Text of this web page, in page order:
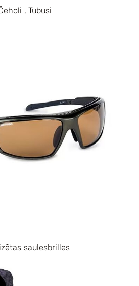
, Tubusi
saulesbrilles